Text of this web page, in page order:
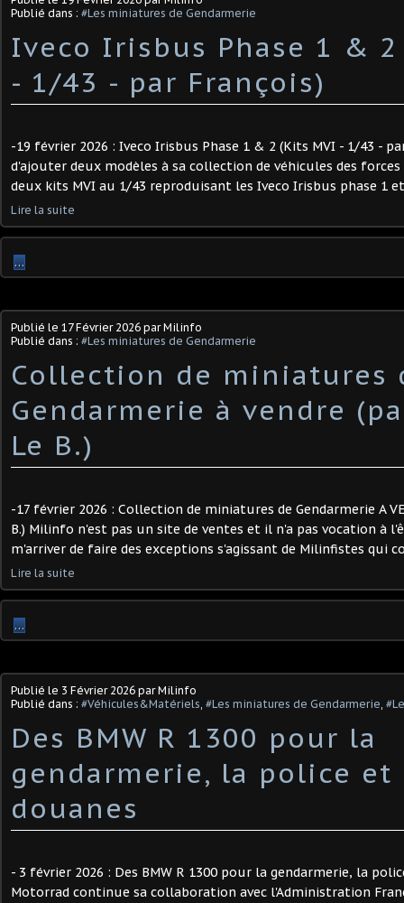
Publié dans : #Les miniatures de Gendarmerie
Iveco Irisbus Phase 1 &
- 1/43 - par François) ​
-19 février 2026 : Iveco Irisbus Phase 1 & 2 (Kits MVI - 1/43 -
d'ajouter deux modèles à sa collection de véhicules des
deux kits MVI au 1/43 reproduisant les Iveco Irisbus phase 1 et
Lire la suite
…
Publié le 17 Février 2026 par Milinfo
Publié dans : #Les miniatures de Gendarmerie
Collection de miniatures
Gendarmerie à vendre
Le B.)
-17 février 2026 : Collection de miniatures de Gendarmerie A
B.) Milinfo n'est pas un site de ventes et il n'a pas vocation à
m'arriver de faire des exceptions s'agissant de Milinfistes qui
Lire la suite
…
Publié le 3 Février 2026 par Milinfo
Publié dans : #Véhicules&Matériels, #Les miniatures de Gendarmerie,
Des BMW R 1300 pour la
gendarmerie, la police et
douanes ​
- 3 février 2026 : Des BMW R 1300 pour la gendarmerie, la
Motorrad continue sa collaboration avec l'Administration